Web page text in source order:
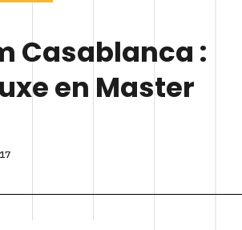
Casablanca :
en Master